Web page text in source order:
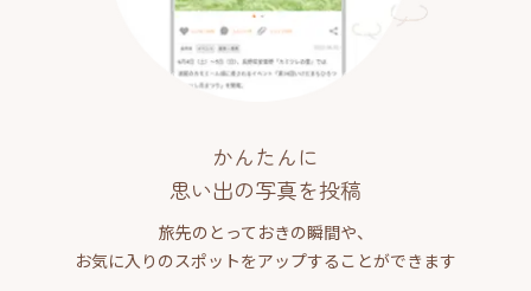
かんたんに
思い出の写真を投稿
旅先のとっておきの瞬間や、
お気に入りのスポットをアップすることができます